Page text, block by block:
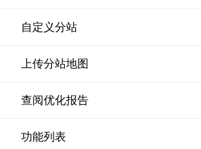
自定义分站
上传分站地图
查阅优化报告
功能列表